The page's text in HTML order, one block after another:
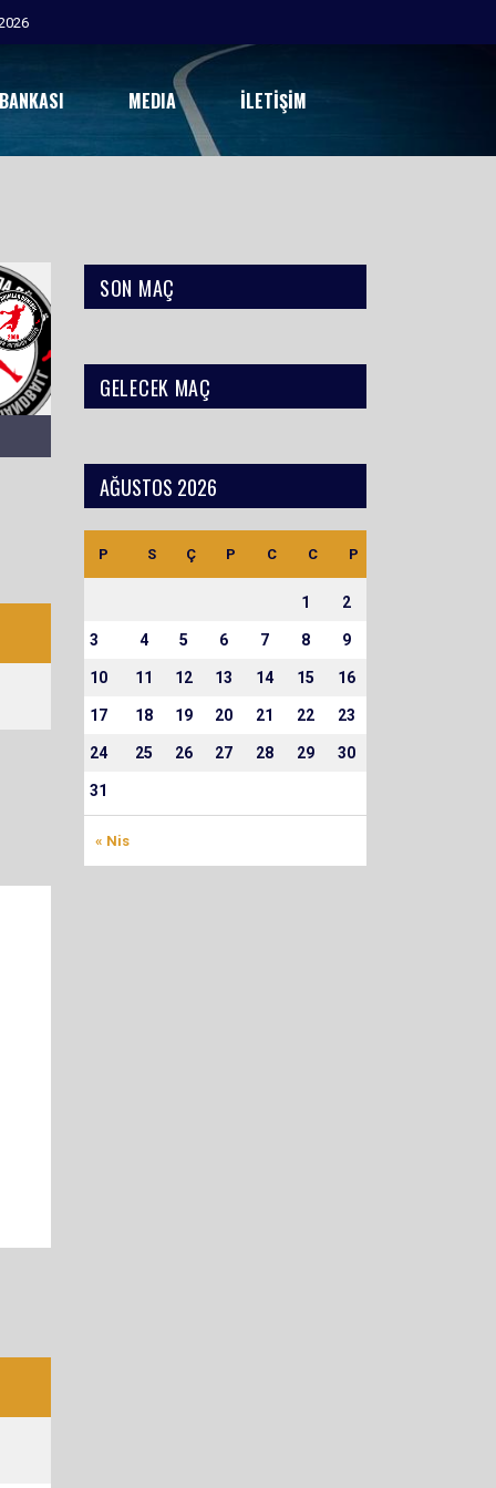
MEDIA İLETIŞIM
SON MAÇ
GELECEK MAÇ
AĞUSTOS 2026
P S Ç P C C P
« Nis
1 2
3 4 5 6 7 8 9
10 11 12 13 14 15 16
17 18 19 20 21 22 23
24 25 26 27 28 29 30
31